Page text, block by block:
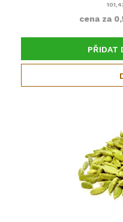
cena za
PŘIDAT